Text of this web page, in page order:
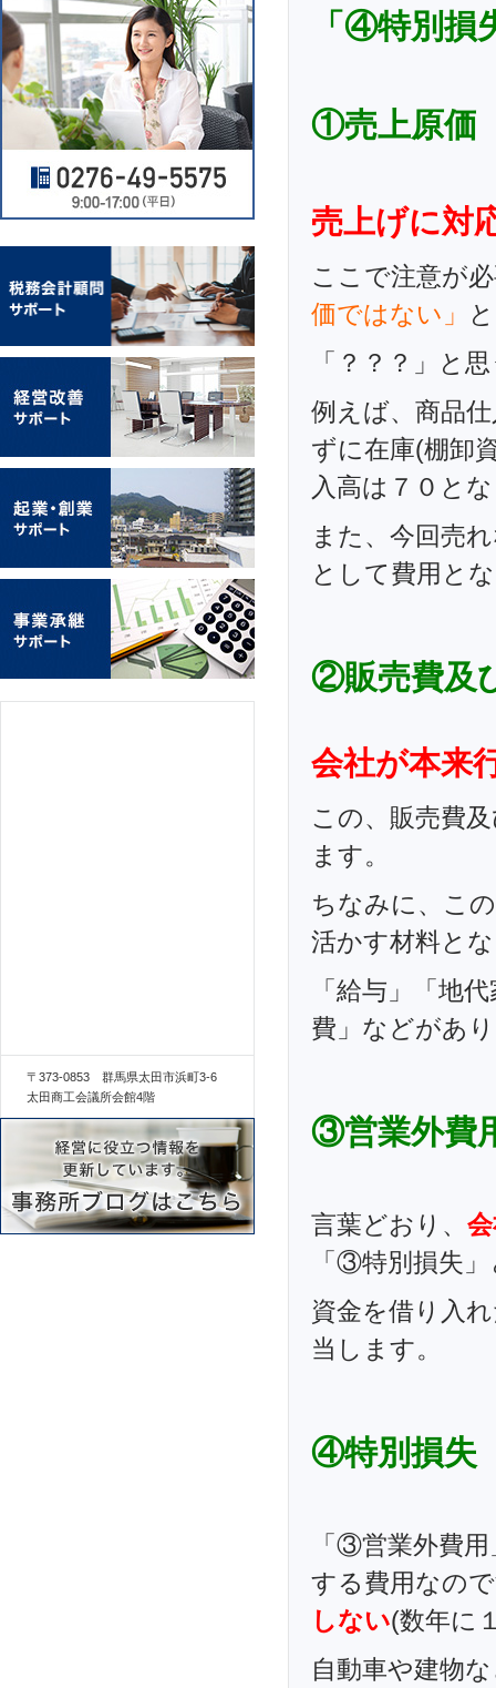
「④特別
①売上原価
売上げに対
ここで注意が
価ではない」
「？？？」と
例えば、商品
ずに在庫(棚卸
入高は７０と
また、今回売
として費用と
②販売費及
会社が本来
この、販売費
ます。
ちなみに、こ
活かす材料と
「給与」「地
費」などがあ
③営業外費
言葉どおり、
「③特別損失
資金を借り入
当します。
④特別損失
「③営業外費
する費用なの
しない(数年に
自動車や建物
〒373-0853 群馬県太田市浜町3-6
太田商工会議所会館4階